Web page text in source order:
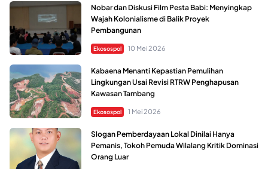
Nobar dan Diskusi Film Pesta Babi: Menyingkap
Wajah Kolonialisme di Balik Proyek
Pembangunan
Ekosospol 10 Mei 2026
Kabaena Menanti Kepastian Pemulihan
Lingkungan Usai Revisi RTRW Penghapusan
Kawasan Tambang
Ekosospol 1 Mei 2026
Slogan Pemberdayaan Lokal Dinilai Hanya
Pemanis, Tokoh Pemuda Wilalang Kritik Dominasi
Orang Luar